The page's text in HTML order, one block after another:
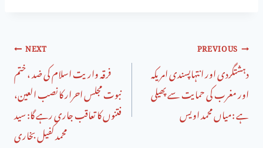
PREVIOUS
دہشتگردی اور انتہاپسندی امریکہ
اور مغرب کى حمایت سے پھیلی
ہے :میاں محمد اویس
NEXT
فرقہ واریت اسلام کی ضد ، ختم
نبوت مجلس احرار کا نصب العین،
فتنوں کا تعاقب جاری رہے گا: سید
محمد کفیل بخاری